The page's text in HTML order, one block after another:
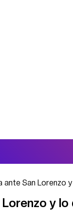
ante San Lorenzo
y